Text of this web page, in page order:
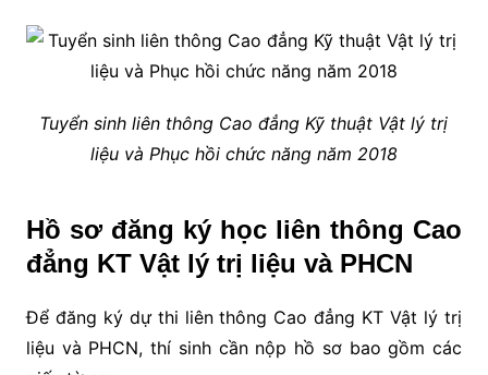
Tuyển sinh liên thông Cao đẳng Kỹ thuật Vật lý trị
liệu và Phục hồi chức năng năm 2018
Hồ sơ đăng ký học liên thông Cao
đẳng KT Vật lý trị liệu và PHCN
Để đăng ký dự thi liên thông Cao đẳng KT Vật lý trị
liệu và PHCN, thí sinh cần nộp hồ sơ bao gồm các